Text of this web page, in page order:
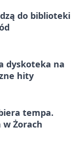
do biblioteki
dyskoteka na
hity
tempa.
w Żorach